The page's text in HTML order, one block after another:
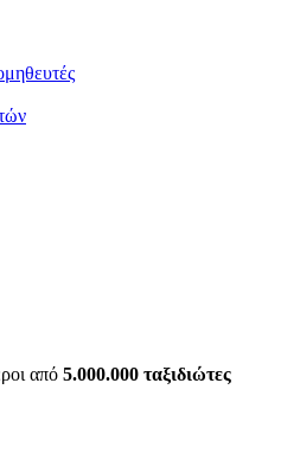
από 5.000.000 ταξιδιώτες